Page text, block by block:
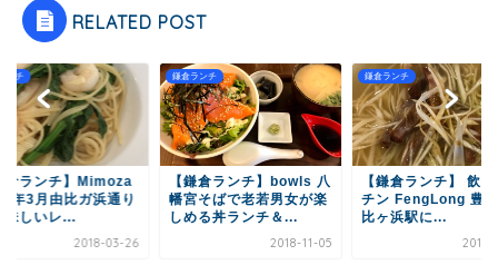
RELATED POST
ンチ
倉ランチ】Mimoza
年3月由比ガ浜通り
味しいレ...
2018-03-26
鎌倉ランチ
【鎌倉ランチ】bowls 八
幡宮そばで老若男女が楽
しめる丼ランチ＆...
2018-11-05
鎌倉ランチ
【鎌倉ランチ】 飲
チン FengLong 豊
比ヶ浜駅に...
2017-